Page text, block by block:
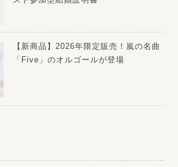
【新商品】2026年限定販売！嵐の名曲
「Five」のオルゴールが登場